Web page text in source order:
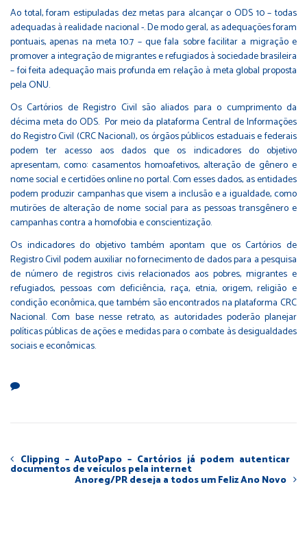
Ao total, foram estipuladas dez metas para alcançar o ODS 10 – todas
adequadas à realidade nacional -. De modo geral, as adequações foram
pontuais, apenas na meta 10.7 – que fala sobre facilitar a migração e
promover a integração de migrantes e refugiados à sociedade brasileira
– foi feita adequação mais profunda em relação à meta global proposta
pela ONU.
Os Cartórios de Registro Civil são aliados para o cumprimento da
décima meta do ODS. Por meio da plataforma Central de Informações
do Registro Civil (CRC Nacional), os órgãos públicos estaduais e federais
podem ter acesso aos dados que os indicadores do objetivo
apresentam, como: casamentos homoafetivos, alteração de gênero e
nome social e certidões online no portal. Com esses dados, as entidades
podem produzir campanhas que visem a inclusão e a igualdade, como
mutirões de alteração de nome social para as pessoas transgênero e
campanhas contra a homofobia e conscientização.
Os indicadores do objetivo também apontam que os Cartórios de
Registro Civil podem auxiliar no fornecimento de dados para a pesquisa
de número de registros civis relacionados aos pobres, migrantes e
refugiados, pessoas com deficiência, raça, etnia, origem, religião e
condição econômica, que também são encontrados na plataforma CRC
Nacional. Com base nesse retrato, as autoridades poderão planejar
políticas públicas de ações e medidas para o combate às desigualdades
sociais e econômicas.
Clipping – AutoPapo – Cartórios já podem autenticar
documentos de veículos pela internet
Anoreg/PR deseja a todos um Feliz Ano Novo